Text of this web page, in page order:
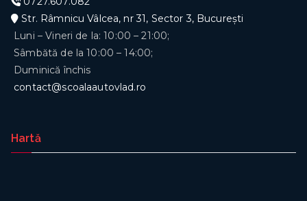
Str. Râmnicu Vâlcea, nr 31, Sector 3, București
Luni – Vineri de la: 10:00 – 21:00;
Sâmbătă de la 10:00 – 14:00;
Duminică închis
contact@scoalaautovlad.ro
Hartă